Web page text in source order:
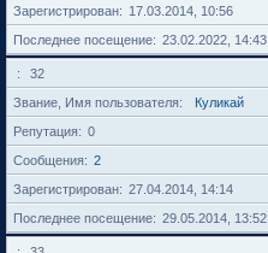
Зарегистрирован
17.03.2014, 10:56
Последнее посещение
23.02.2022, 14:43
32
Звание, Имя пользователя
Куликай
Репутация
0
Сообщения
2
Зарегистрирован
27.04.2014, 14:14
Последнее посещение
29.05.2014, 13:52